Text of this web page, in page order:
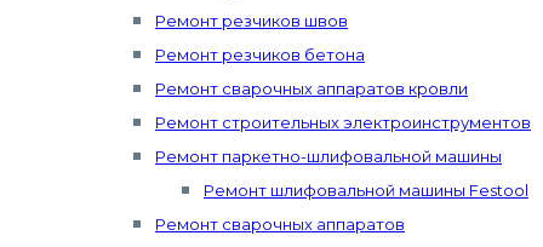
Ремонт резчиков швов
Ремонт резчиков бетона
Ремонт сварочных аппаратов кровли
Ремонт строительных электроинструментов
Ремонт паркетно-шлифовальной машины
Ремонт шлифовальной машины Festool
Ремонт сварочных аппаратов